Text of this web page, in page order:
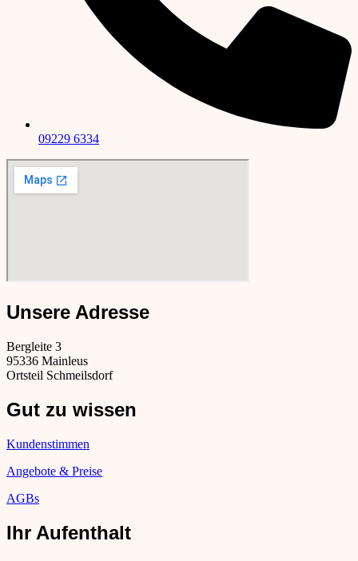
09229 6334
Unsere Adresse
Bergleite 3
95336 Mainleus
Ortsteil Schmeilsdorf
Gut zu wissen
Kundenstimmen
Angebote & Preise
AGBs
Ihr Aufenthalt